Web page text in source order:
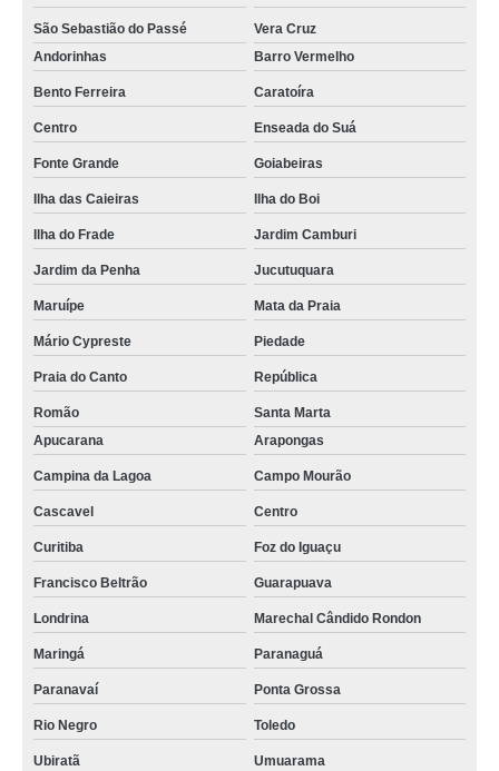
São Sebastião do Passé
Vera Cruz
Andorinhas
Barro Vermelho
Bento Ferreira Caratoíra
Centro Enseada do Suá
Fonte Grande Goiabeiras
Ilha das Caieiras Ilha do Boi
Ilha do Frade Jardim Camburi
Jardim da Penha Jucutuquara
Maruípe Mata da Praia
Mário Cypreste Piedade
Praia do Canto República
Romão
Santa Marta
Apucarana
Arapongas
Campina da Lagoa Campo Mourão
Cascavel Centro
Curitiba Foz do Iguaçu
Francisco Beltrão Guarapuava
Londrina Marechal Cândido Rondon
Maringá Paranaguá
Paranavaí Ponta Grossa
Rio Negro Toledo
Ubiratã
Umuarama